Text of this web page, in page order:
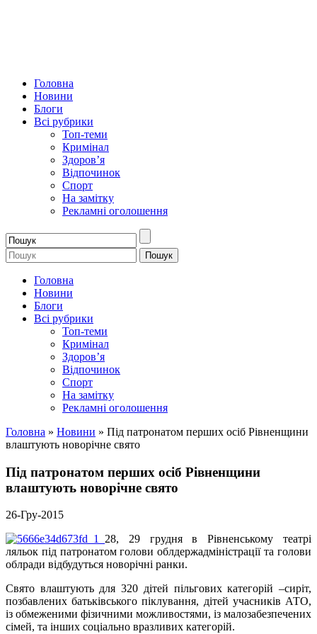
Головна
Новини
Блоги
Всі рубрики
Топ-теми
Кримінал
Здоров’я
Відпочинок
Спорт
На замітку
Рекламні оголошення
Головна
Новини
Блоги
Всі рубрики
Топ-теми
Кримінал
Здоров’я
Відпочинок
Спорт
На замітку
Рекламні оголошення
Головна » Новини » Під патронатом перших осіб Рівненщини
влаштують новорічне свято
Під патронатом перших осіб Рівненщини
влаштують новорічне свято
26-Гру-2015
28, 29 грудня в Рівненському театрі
ляльок під патронатом голови облдержадміністрації та голови
облради відбудуться новорічні ранки.
Свято влаштують для 320 дітей пільгових категорій –сиріт,
позбавлених батьківського піклування, дітей учасників АТО,
із обмеженими фізичними можливостями, із малозабезпечених
сімей, та інших соціально вразливих категорій.